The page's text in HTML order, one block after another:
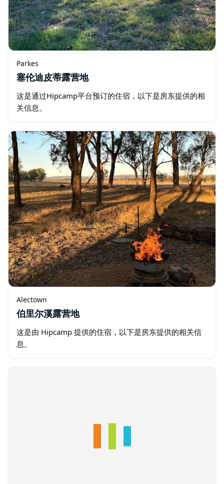
Parkes
塞伦迪皮蒂露营地
这是通过Hipcamp平台预订的住宿，以下是房东提供的相
关信息。
Alectown
伯里尔溪露营地
这是由 Hipcamp 提供的住宿，以下是房东提供的相关信
息。